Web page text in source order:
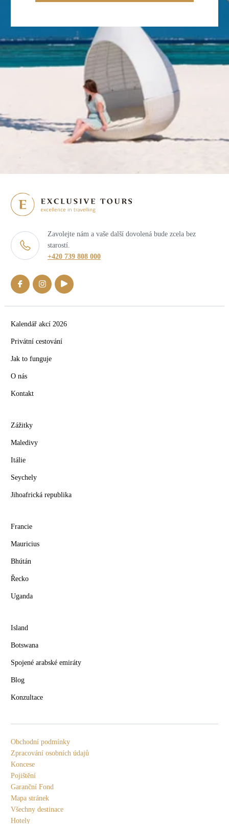
Zavolejte nám a vaše další dovolená bude zcela bez
starostí.
+420 739 808 000
Kalendář akcí 2026
Privátní cestování
Jak to funguje
O nás
Kontakt
Zážitky
Maledivy
Itálie
Seychely
Jihoafrická republika
Francie
Mauricius
Bhútán
Řecko
Uganda
Island
Botswana
Spojené arabské emiráty
Blog
Konzultace
Obchodní podmínky
Zpracování osobních údajů
Koncese
Pojištění
Garanční Fond
Mapa stránek
Všechny destinace
Hotely